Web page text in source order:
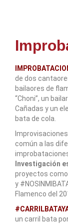
de dos
bailaores de
“Choni”, un
Cañadas y un
bata de cola.
común a las
Investigación
proyectos como
y
Flamenco del
un carril bata